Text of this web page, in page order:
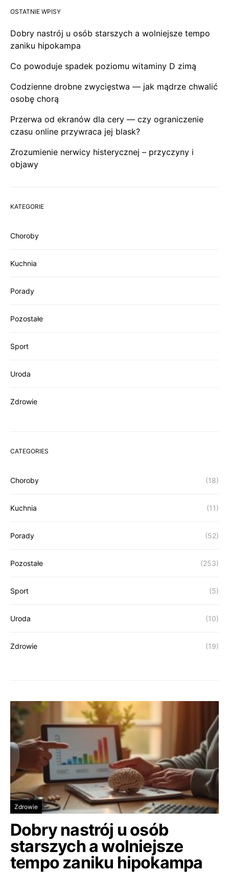
OSTATNIE WPISY
Dobry nastrój u osób starszych a wolniejsze tempo
zaniku hipokampa
Co powoduje spadek poziomu witaminy D zimą
Codzienne drobne zwycięstwa — jak mądrze chwalić
osobę chorą
Przerwa od ekranów dla cery — czy ograniczenie
czasu online przywraca jej blask?
Zrozumienie nerwicy histerycznej – przyczyny i
objawy
KATEGORIE
Choroby
Kuchnia
Porady
Pozostałe
Sport
Uroda
Zdrowie
CATEGORIES
Choroby (18)
Kuchnia (11)
Porady (52)
Pozostałe (253)
Sport (5)
Uroda (10)
Zdrowie (19)
Zdrowie
Dobry nastrój u osób
starszych a wolniejsze
tempo zaniku hipokampa